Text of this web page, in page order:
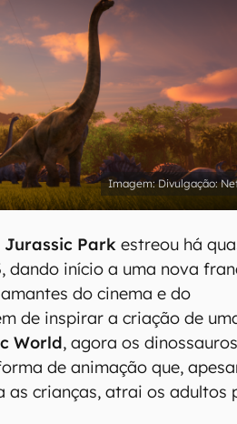
aceito e concordo com os
Divulgação:
Jurassic Park estreou há
dando início a uma nova
do cinema e do
de inspirar a criação de
World, agora os dinossauros
de animação que,
as crianças, atrai os adultos